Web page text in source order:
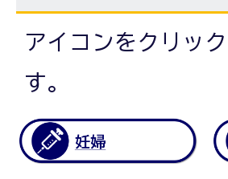
アイコンをクリッ
す。